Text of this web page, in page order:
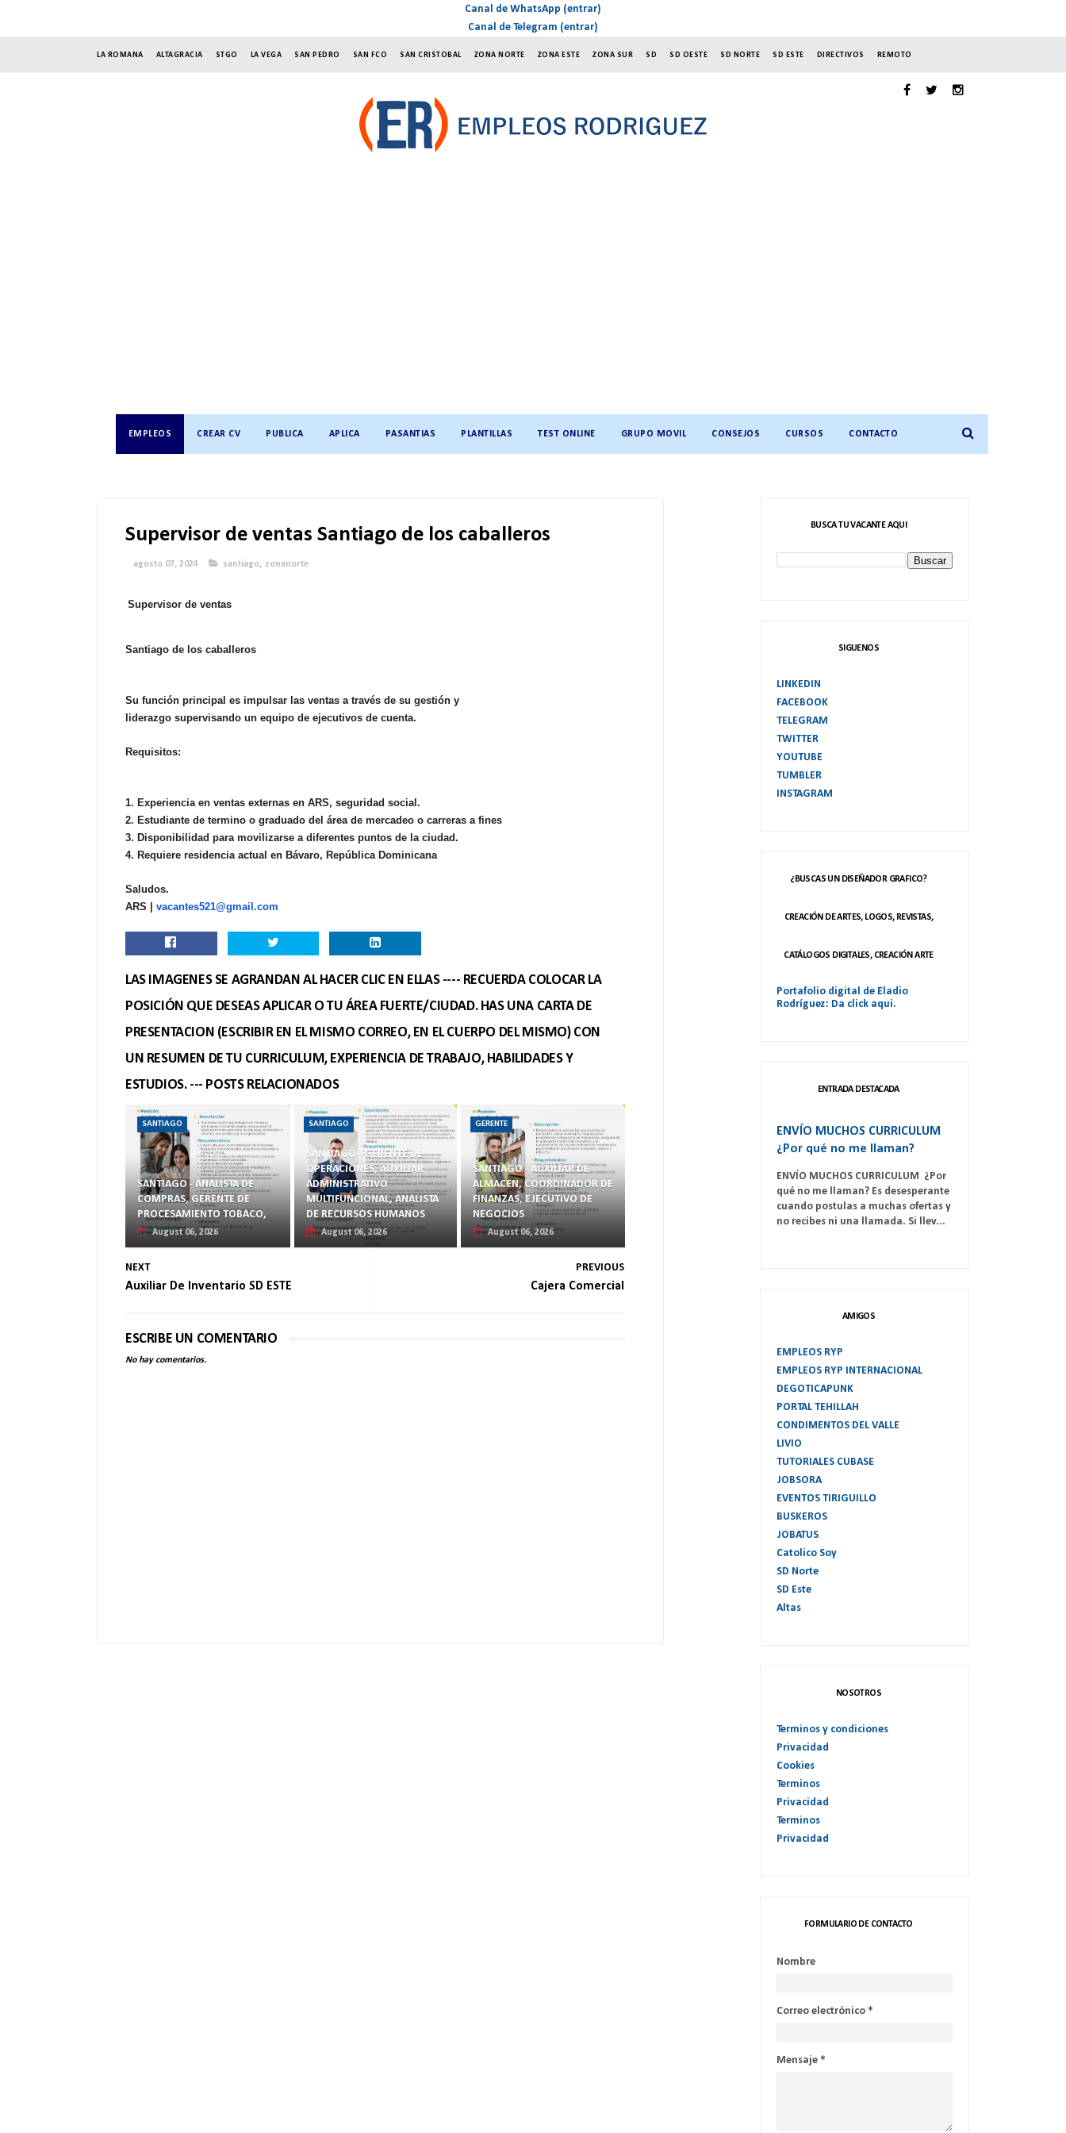
Canal de WhatsApp (entrar)
Canal de Telegram (entrar)
LA ROMANA ALTAGRACIA STGO LA VEGA SAN PEDRO SAN FCO SAN CRISTOBAL ZONA NORTE ZONA ESTE ZONA SUR SD SD OESTE SD NORTE SD ESTE DIRECTIVOS REMOTO
EMPLEOS CREAR CV PUBLICA APLICA PASANTIAS PLANTILLAS TEST ONLINE GRUPO MOVIL CONSEJOS CURSOS CONTACTO
Supervisor de ventas Santiago de los caballeros
agosto 07, 2024 santiago, zonanorte
Supervisor de ventas
Santiago de los caballeros
Su función principal es impulsar las ventas a través de su gestión y
liderazgo supervisando un equipo de ejecutivos de cuenta.
Requisitos:
1. Experiencia en ventas externas en ARS, seguridad social.
2. Estudiante de termino o graduado del área de mercadeo o carreras a fines
3. Disponibilidad para movilizarse a diferentes puntos de la ciudad.
4. Requiere residencia actual en Bávaro, República Dominicana
Saludos.
ARS | vacantes521@gmail.com
LAS IMAGENES SE AGRANDAN AL HACER CLIC EN ELLAS ---- RECUERDA COLOCAR LA
POSICIÓN QUE DESEAS APLICAR O TU ÁREA FUERTE/CIUDAD. HAS UNA CARTA DE
PRESENTACION (ESCRIBIR EN EL MISMO CORREO, EN EL CUERPO DEL MISMO) CON
UN RESUMEN DE TU CURRICULUM, EXPERIENCIA DE TRABAJO, HABILIDADES Y
ESTUDIOS. --- POSTS RELACIONADOS
SANTIAGO
SANTIAGO - ANALISTA DE
COMPRAS, GERENTE DE
PROCESAMIENTO TOBACO,
August 06, 2026
SANTIAGO
SANTIAGO - GERENTE DE
OPERACIONES, AUXILIAR
ADMINISTRATIVO
MULTIFUNCIONAL, ANALISTA
DE RECURSOS HUMANOS
August 06, 2026
GERENTE
SANTIAGO - AUXILIAR DE
ALMACEN, COORDINADOR DE
FINANZAS, EJECUTIVO DE
NEGOCIOS
August 06, 2026
NEXT
Auxiliar De Inventario SD ESTE
PREVIOUS
Cajera Comercial
ESCRIBE UN COMENTARIO
No hay comentarios.
BUSCA TU VACANTE AQUI
SIGUENOS
LINKEDIN
FACEBOOK
TELEGRAM
TWITTER
YOUTUBE
TUMBLER
INSTAGRAM
¿BUSCAS UN DISEÑADOR GRAFICO?
CREACIÓN DE ARTES, LOGOS, REVISTAS,
CATÁLOGOS DIGITALES, CREACIÓN ARTE
Portafolio digital de Eladio
Rodríguez: Da click aqui.
ENTRADA DESTACADA
ENVÍO MUCHOS CURRICULUM
¿Por qué no me llaman?
ENVÍO MUCHOS CURRICULUM ¿Por
qué no me llaman? Es desesperante
cuando postulas a muchas ofertas y
no recibes ni una llamada. Si llev...
AMIGOS
EMPLEOS RYP
EMPLEOS RYP INTERNACIONAL
DEGOTICAPUNK
PORTAL TEHILLAH
CONDIMENTOS DEL VALLE
LIVIO
TUTORIALES CUBASE
JOBSORA
EVENTOS TIRIGUILLO
BUSKEROS
JOBATUS
Catolico Soy
SD Norte
SD Este
Altas
NOSOTROS
Terminos y condiciones
Privacidad
Cookies
Terminos
Privacidad
Terminos
Privacidad
FORMULARIO DE CONTACTO
Nombre
Correo electrónico *
Mensaje *